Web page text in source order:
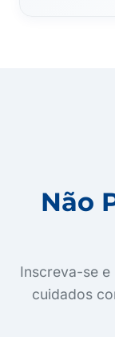
Não
Inscreva-se
cuidados